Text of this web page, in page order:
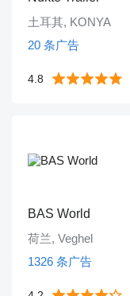
土耳其, KONYA
20 条广告
4.8
BAS World
荷兰, Veghel
1326 条广告